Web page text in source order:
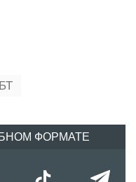
ФОРМАТЕ